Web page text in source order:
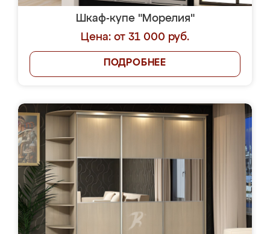
Шкаф-купе "Морелия"
Цена: от 31 000 руб.
ПОДРОБНЕЕ